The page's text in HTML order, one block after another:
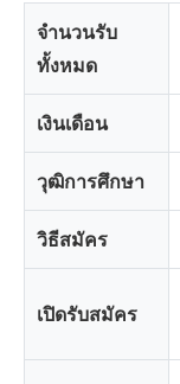
จำนวนรับ
ทั้งหมด
เงินเดือน
วุฒิการศึกษา
วิธีสมัคร
เปิดรับสมัคร